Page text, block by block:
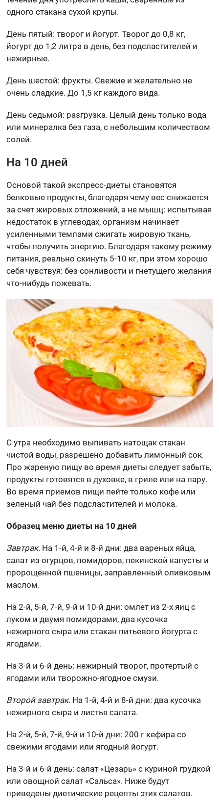
одного стакана сухой крупы.
День пятый: творог и йогурт. Творог до 0,8 кг,
йогурт до 1,2 литра в день, без подсластителей и
нежирные.
День шестой: фрукты. Свежие и желательно не
очень сладкие. До 1,5 кг каждого вида.
День седьмой: разгрузка. Целый день только вода
или минералка без газа, с небольшим количеством
солей.
На 10 дней
Основой такой экспресс-диеты становятся
белковые продукты, благодаря чему вес снижается
за счет жировых отложений, а не мышц: испытывая
недостаток в углеводах, организм начинает
усиленными темпами сжигать жировую ткань,
чтобы получить энергию. Благодаря такому режиму
питания, реально скинуть 5-10 кг, при этом хорошо
себя чувствуя: без сонливости и гнетущего желания
что-нибудь пожевать.
С утра необходимо выпивать натощак стакан
чистой воды, разрешено добавить лимонный сок.
Про жареную пищу во время диеты следует забыть,
продукты готовятся в духовке, в гриле или на пару.
Во время приемов пищи пейте только кофе или
зеленый чай без подсластителей и молока.
Образец меню диеты на 10 дней
Завтрак. На 1-й, 4-й и 8-й дни: два вареных яйца,
салат из огурцов, помидоров, пекинской капусты и
пророщенной пшеницы, заправленный оливковым
маслом.
На 2-й, 5-й, 7-й, 9-й и 10-й дни: омлет из 2-х яиц с
луком и двумя помидорами, два кусочка
нежирного сыра или стакан питьевого йогурта с
ягодами.
На 3-й и 6-й день: нежирный творог, протертый с
ягодами или творожно-ягодное смузи.
Второй завтрак. На 1-й, 4-й и 8-й дни: два кусочка
нежирного сыра и листья салата.
На 2-й, 5-й, 7-й, 9-й и 10-й дни: 200 г кефира со
свежими ягодами или ягодный йогурт.
На 3-й и 6-й день: салат «Цезарь» с куриной грудкой
или овощной салат «Сальса». Ниже будут
приведены диетические рецепты этих салатов.